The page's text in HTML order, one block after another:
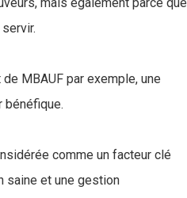
MBAUF par exemple, une
bénéfique.
comme un facteur clé
saine et une gestion